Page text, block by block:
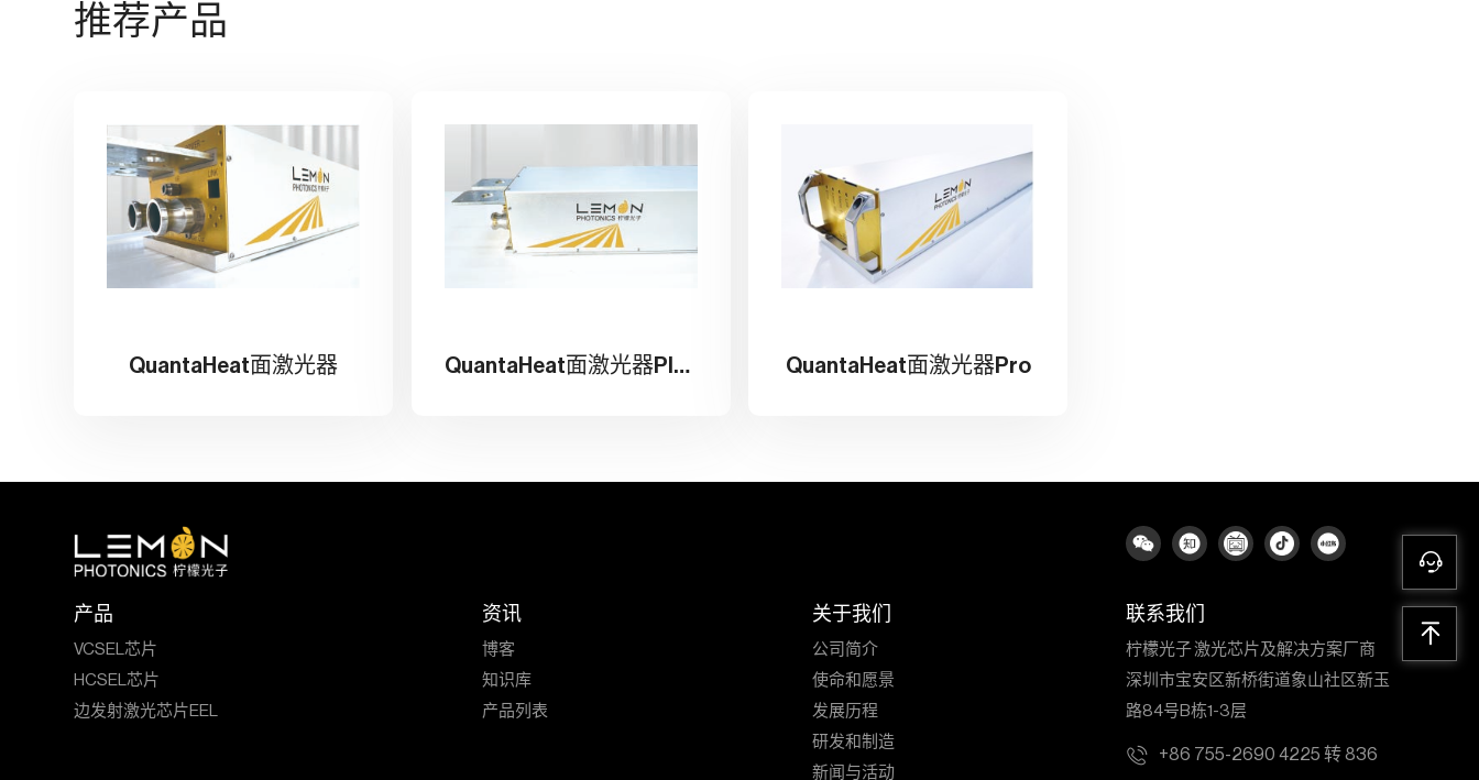
推荐产品
QuantaHeat面激光器 QuantaHeat面激光器Plus QuantaHeat面激光器Pro
产品
VCSEL芯片
HCSEL芯片
边发射激光芯片EEL
资讯
博客
知识库
产品列表
关于我们
公司简介
使命和愿景
发展历程
研发和制造
新闻与活动
联系我们
柠檬光子 激光芯片及解决方案厂商
深圳市宝安区新桥街道象山社区新玉
路84号B栋1-3层
+86 755-2690 4225 转 836